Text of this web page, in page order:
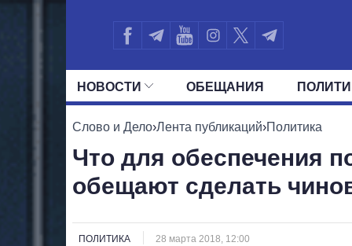
НОВОСТИ ОБЕЩАНИЯ
ВСЕ ПОЛИТИКИ ПРЕЗИДЕНТ И
Слово и Дело›Лента публикаций›Политика
Что для обеспечения
обещают сделать
ПОЛИТИКА 28 марта 2018, 12:00